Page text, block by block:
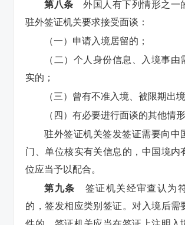
第八条 外国人有下列情形之一
驻外签证机关要求接受面谈：
（一）申请入境居留的；
（二）个人身份信息、入境事由
实的；
（三）曾有不准入境、被限期出
（四）有必要进行面谈的其他情形
驻外签证机关签发签证需要向中
门、单位核实有关信息的，中国境内
位应当予以配合。
第九条 签证机关经审查认为
的，签发相应类别签证。对入境后需